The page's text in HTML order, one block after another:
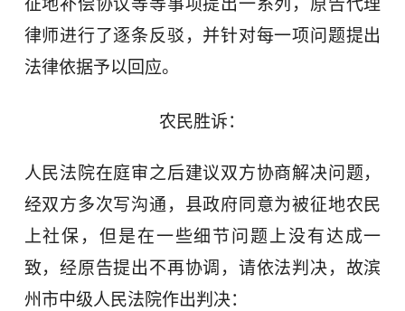
征地补偿协议等等事项提出一系列，原告代理
律师进行了逐条反驳，并针对每一项问题提出
法律依据予以回应。
农民胜诉：
人民法院在庭审之后建议双方协商解决问题，
经双方多次写沟通，县政府同意为被征地农民
上社保，但是在一些细节问题上没有达成一
致，经原告提出不再协调，请依法判决，故滨
州市中级人民法院作出判决：